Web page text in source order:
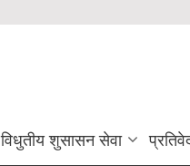
विधुतीय शुसासन सेवा